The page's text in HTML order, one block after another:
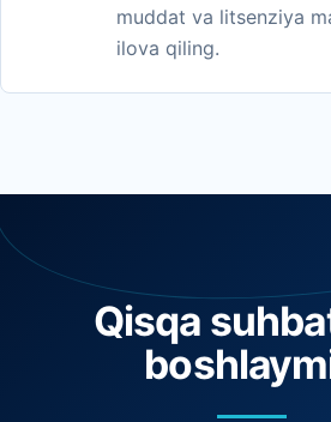
muddat va litsenziya
ilova qiling.
Qisqa